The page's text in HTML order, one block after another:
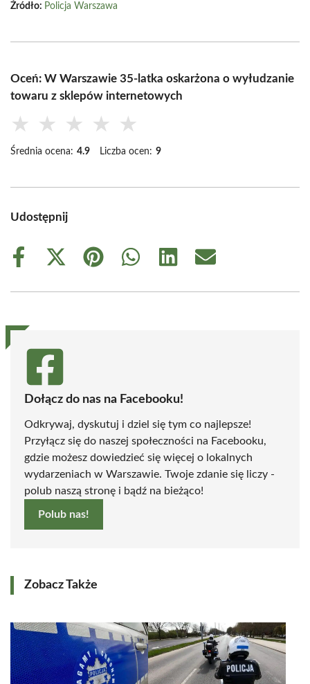
Źródło: Policja Warszawa
Oceń: W Warszawie 35-latka oskarżona o wyłudzanie
towaru z sklepów internetowych
★ ★ ★ ★ ★
Średnia ocena: 4.9 Liczba ocen: 9
Udostępnij
Share
Share
(Twitter)
Share
Share
Share
Share
Dołącz do nas na Facebooku!
Odkrywaj, dyskutuj i dziel się tym co najlepsze!
Przyłącz się do naszej społeczności na Facebooku,
gdzie możesz dowiedzieć się więcej o lokalnych
wydarzeniach w Warszawie. Twoje zdanie się liczy -
polub naszą stronę i bądź na bieżąco!
Polub nas!
Zobacz Także